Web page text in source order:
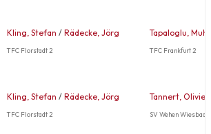
Kling, Stefan / Rädecke, Jörg
TFC Florstadt 2
Tapaloglu,
TFC Frankfurt 2
Kling, Stefan / Rädecke, Jörg
TFC Florstadt 2
Tannert, Olivier
SV Wehen